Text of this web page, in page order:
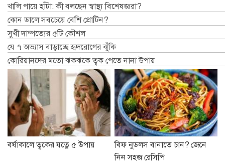
খালি পায়ে হাঁটা: কী বলছেন স্বাস্থ্য বিশেষজ্ঞরা?
কোন ডালে সবচেয়ে বেশি প্রোটিন?
সুখী দাম্পত্যের ৫টি কৌশল
যে ৭ অভ্যাস বাড়াচ্ছে হৃদরোগের ঝুঁকি
কোরিয়ানদের মতো ঝকঝকে ত্বক পেতে নানা উপায়
বর্ষাকালে ত্বকের যত্নে ৫ উপায়
বিফ নুডলস বানাতে চান? জেনে
নিন সহজ রেসিপি